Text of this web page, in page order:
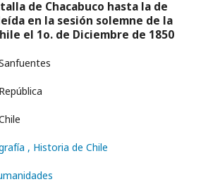
de Chacabuco hasta la de
en la sesión solemne de la
el 1o. de Diciembre de 1850
, Historia de Chile